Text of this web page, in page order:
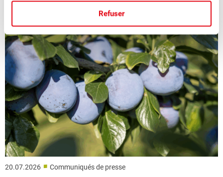
Refuser
20.07.2026 ■ Communiqués de presse